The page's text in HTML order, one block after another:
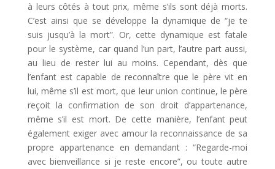
à leurs côtés à tout prix, même s’ils sont déjà morts.
C’est ainsi que se développe la dynamique de “je te
suis jusqu’à la mort”. Or, cette dynamique est fatale
pour le système, car quand l’un part, l’autre part aussi,
au lieu de rester lui au moins. Cependant, dès que
l’enfant est capable de reconnaître que le père vit en
lui, même s’il est mort, que leur union continue, le père
reçoit la confirmation de son droit d’appartenance,
même s’il est mort. De cette manière, l’enfant peut
également exiger avec amour la reconnaissance de sa
propre appartenance en demandant : “Regarde-moi
avec bienveillance si je reste encore”, ou toute autre